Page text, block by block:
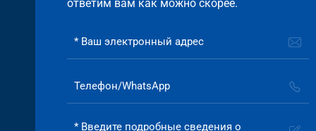
ответим вам как можно скорее.